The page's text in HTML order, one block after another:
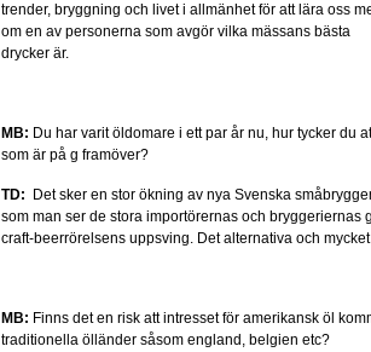
trender, bryggning och livet i allmänhet för att lära oss
om en av personerna som avgör vilka mässans bästa
drycker är.
MB: Du har varit öldomare i ett par år nu, hur tycker du
som är på g framöver?
TD: Det sker en stor ökning av nya Svenska
som man ser de stora importörernas och
craft-beerrörelsens uppsving. Det alternativa och
MB: Finns det en risk att intresset för amerikansk öl
traditionella ölländer såsom england, belgien etc?